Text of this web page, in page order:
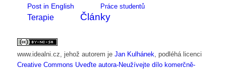
Post in English Práce studentů
Terapie Články
www.idealni.cz , jehož autorem je Jan Kulhánek , podléhá licenci
Creative Commons Uveďte autora-Neužívejte dílo komerčně-